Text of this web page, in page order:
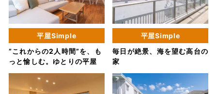
平屋Simple
”これからの2人時間”を、も
っと愉しむ。ゆとりの平屋
平屋Simple
毎日が絶景、海を望む高台の
家